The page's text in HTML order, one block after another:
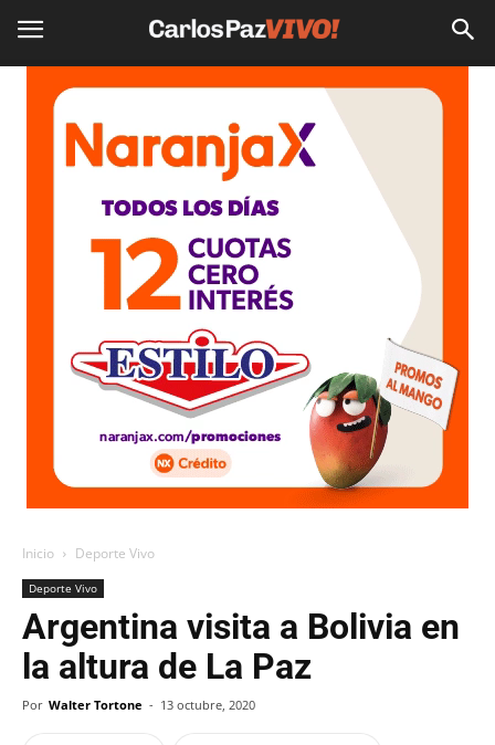
Inicio Deporte Vivo
Deporte Vivo
Argentina visita a Bolivia en
la altura de La Paz
Por Walter Tortone - 13 octubre, 2020